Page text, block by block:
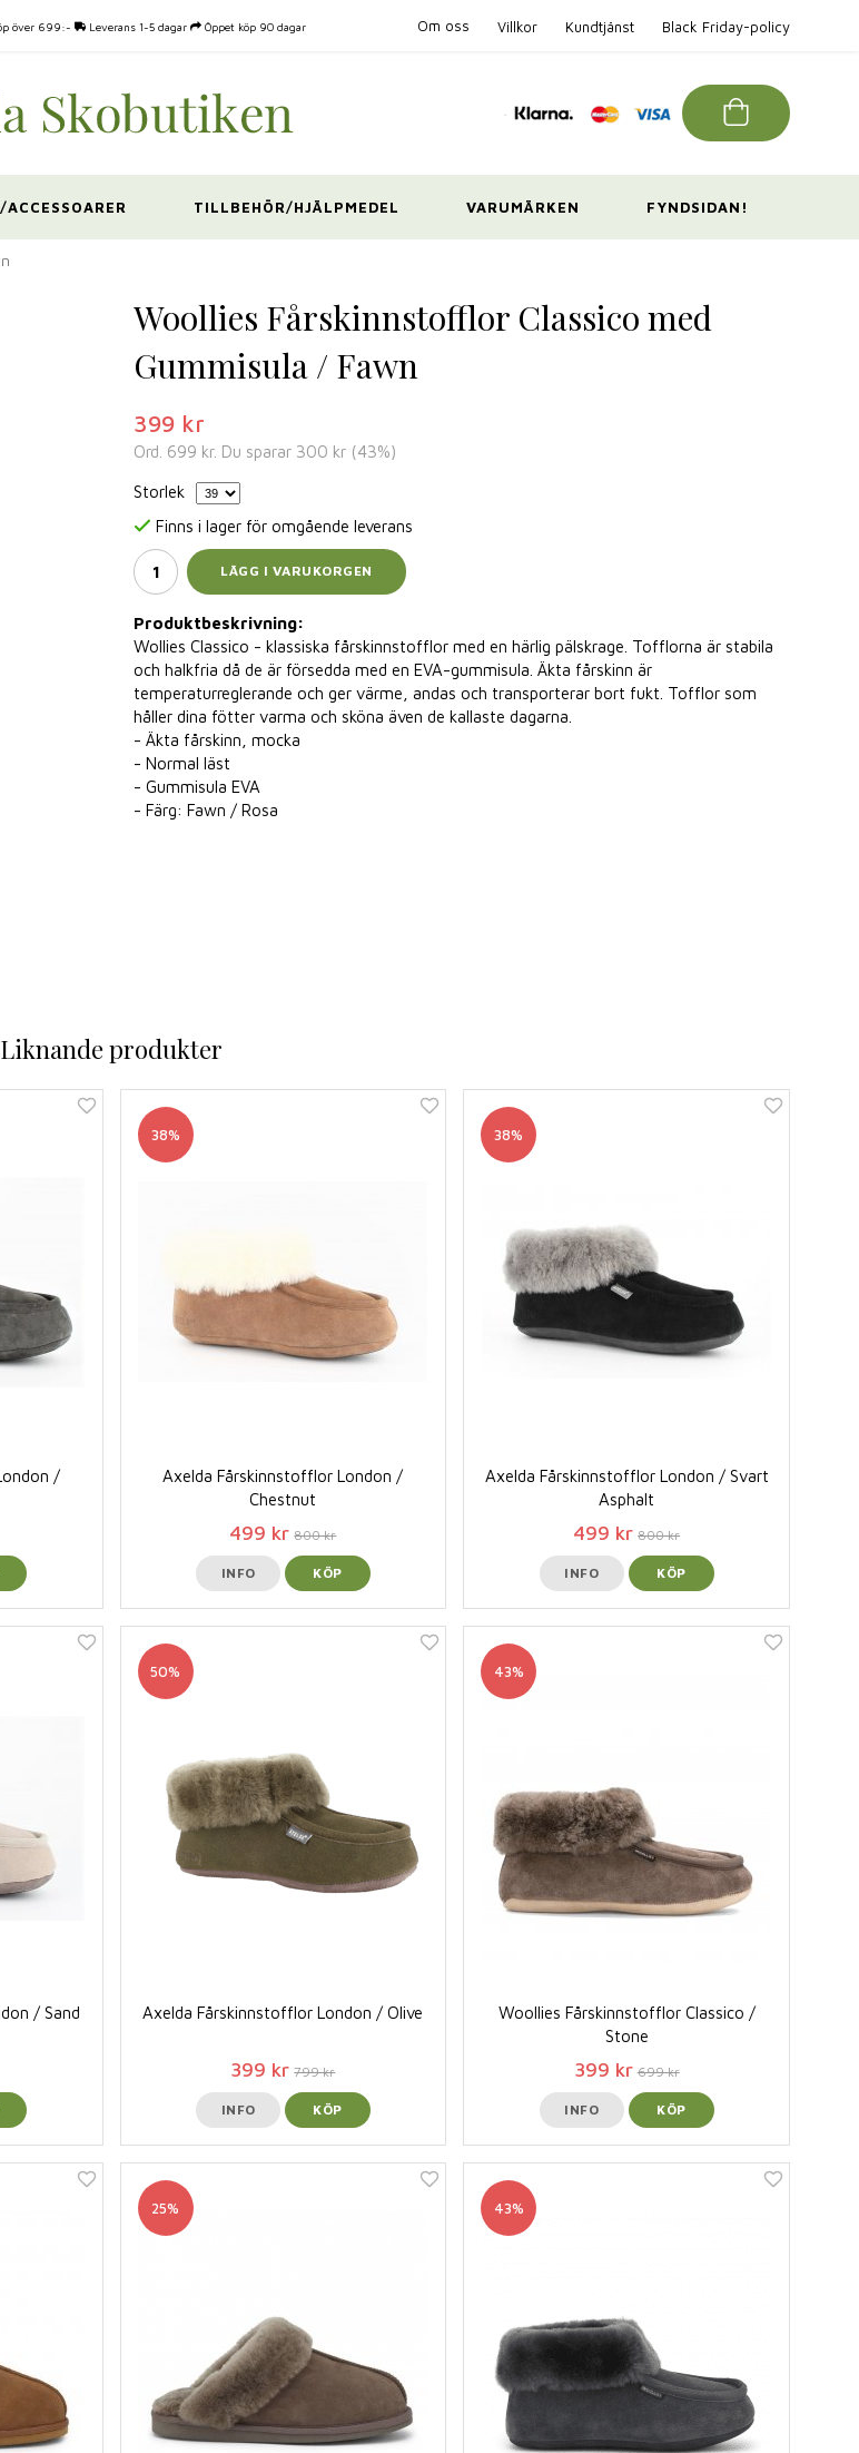
över 699:- Leverans 1-5 dagar Öppet köp 90 dagar Om oss Villkor Kundtjänst Black Friday-policy
TILLBEHÖR/HJÄLPMEDEL VARUMÄRKEN FYNDSIDAN!
Woollies Fårskinnstofflor Classico med
Gummisula / Fawn
399 kr
Ord. 699 kr. Du sparar 300 kr (43%)
Storlek
Finns i lager för omgående leverans
LÄGG I VARUKORGEN
Produktbeskrivning:
Wollies Classico - klassiska fårskinnstofflor med en härlig pälskrage. Tofflorna är stabila
och halkfria då de är försedda med en EVA-gummisula. Äkta fårskinn är
temperaturreglerande och ger värme, andas och transporterar bort fukt. Tofflor som
håller dina fötter varma och sköna även de kallaste dagarna.
- Äkta fårskinn, mocka
- Normal läst
- Gummisula EVA
- Färg: Fawn / Rosa
Liknande produkter
/
38%
Axelda Fårskinnstofflor London /
Chestnut
499 kr 800 kr
INFO KÖP
38%
Axelda Fårskinnstofflor London / Svart
Asphalt
499 kr 800 kr
INFO KÖP
/ Sand
50%
Axelda Fårskinnstofflor London / Olive
399 kr 799 kr
INFO KÖP
43%
Woollies Fårskinnstofflor Classico /
Stone
399 kr 699 kr
INFO KÖP
25% 43%